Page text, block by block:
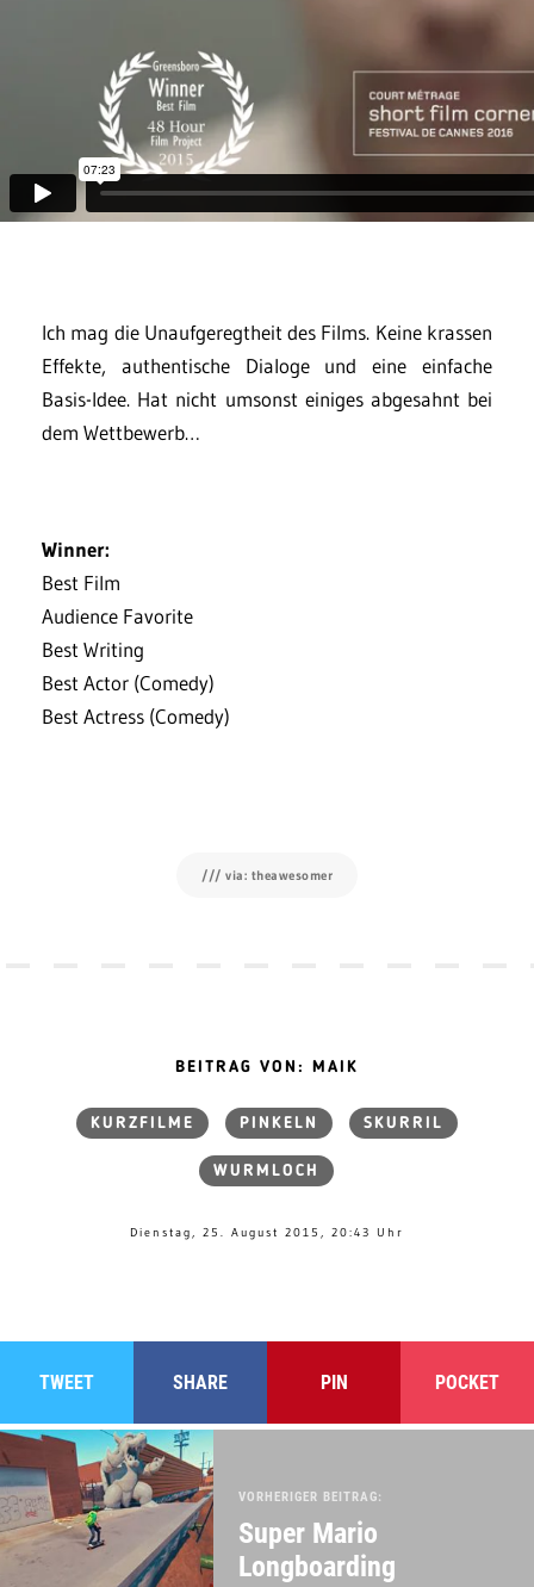
Ich mag die Unaufgeregtheit des Films. Keine krassen
Effekte, authentische Dialoge und eine einfache
Basis-Idee. Hat nicht umsonst einiges abgesahnt bei
dem Wettbewerb…
Winner:
Best Film
Audience Favorite
Best Writing
Best Actor (Comedy)
Best Actress (Comedy)
/// via: theawesomer
BEITRAG VON: MAIK
KURZFILME PINKELN SKURRIL
WURMLOCH
Dienstag, 25. August 2015, 20:43 Uhr
TWEET SHARE PIN POCKET
VORHERIGER BEITRAG:
Super Mario
Longboarding